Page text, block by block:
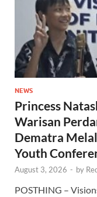
NEWS
Princess
Warisan
Dematra
Youth
August 3, 2026 - by
POSTHING –